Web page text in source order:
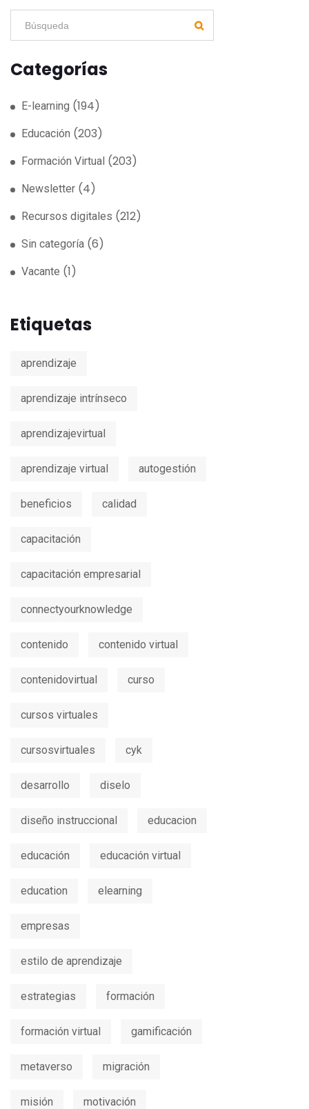
Categorías
E-learning (194)
Educación (203)
Formación Virtual (203)
Newsletter (4)
Recursos digitales (212)
Sin categoría (6)
Vacante (1)
Etiquetas
aprendizaje
aprendizaje intrínseco
aprendizajevirtual
aprendizaje virtual autogestión
beneficios calidad
capacitación
capacitación empresarial
connectyourknowledge
contenido contenido virtual
contenidovirtual curso
cursos virtuales
cursosvirtuales cyk
desarrollo diselo
diseño instruccional educacion
educación educación virtual
education elearning
empresas
estilo de aprendizaje
estrategias formación
formación virtual gamificación
metaverso migración
misión motivación